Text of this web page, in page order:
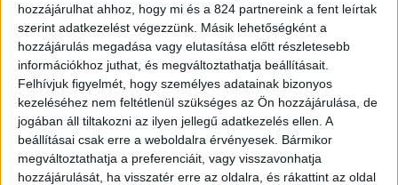
hozzájárulhat ahhoz, hogy mi és a 824 partnereink a fent leírtak
szerint adatkezelést végezzünk. Másik lehetőségként a
hozzájárulás megadása vagy elutasítása előtt részletesebb
információkhoz juthat, és megváltoztathatja beállításait.
Felhívjuk figyelmét, hogy személyes adatainak bizonyos
kezeléséhez nem feltétlenül szükséges az Ön hozzájárulása, de
jogában áll tiltakozni az ilyen jellegű adatkezelés ellen. A
beállításai csak erre a weboldalra érvényesek. Bármikor
megváltoztathatja a preferenciáit, vagy visszavonhatja
hozzájárulását, ha visszatér erre az oldalra, és rákattint az oldal
TELJES KÍNÁLAT